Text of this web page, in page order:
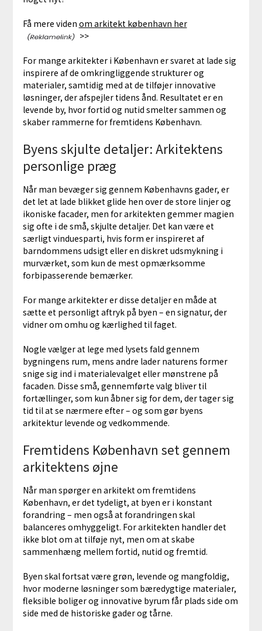
Få mere viden om arkitekt københavn her
>>
For mange arkitekter i København er svaret at lade sig
inspirere af de omkringliggende strukturer og
materialer, samtidig med at de tilføjer innovative
løsninger, der afspejler tidens ånd. Resultatet er en
levende by, hvor fortid og nutid smelter sammen og
skaber rammerne for fremtidens København.
Byens skjulte detaljer: Arkitektens
personlige præg
Når man bevæger sig gennem Københavns gader, er
det let at lade blikket glide hen over de store linjer og
ikoniske facader, men for arkitekten gemmer magien
sig ofte i de små, skjulte detaljer. Det kan være et
særligt vinduesparti, hvis form er inspireret af
barndommens udsigt eller en diskret udsmykning i
murværket, som kun de mest opmærksomme
forbipasserende bemærker.
For mange arkitekter er disse detaljer en måde at
sætte et personligt aftryk på byen – en signatur, der
vidner om omhu og kærlighed til faget.
Nogle vælger at lege med lysets fald gennem
bygningens rum, mens andre lader naturens former
snige sig ind i materialevalget eller mønstrene på
facaden. Disse små, gennemførte valg bliver til
fortællinger, som kun åbner sig for dem, der tager sig
tid til at se nærmere efter – og som gør byens
arkitektur levende og vedkommende.
Fremtidens København set gennem
arkitektens øjne
Når man spørger en arkitekt om fremtidens
København, er det tydeligt, at byen er i konstant
forandring – men også at forandringen skal
balanceres omhyggeligt. For arkitekten handler det
ikke blot om at tilføje nyt, men om at skabe
sammenhæng mellem fortid, nutid og fremtid.
Byen skal fortsat være grøn, levende og mangfoldig,
hvor moderne løsninger som bæredygtige materialer,
fleksible boliger og innovative byrum får plads side om
side med de historiske gader og tårne.